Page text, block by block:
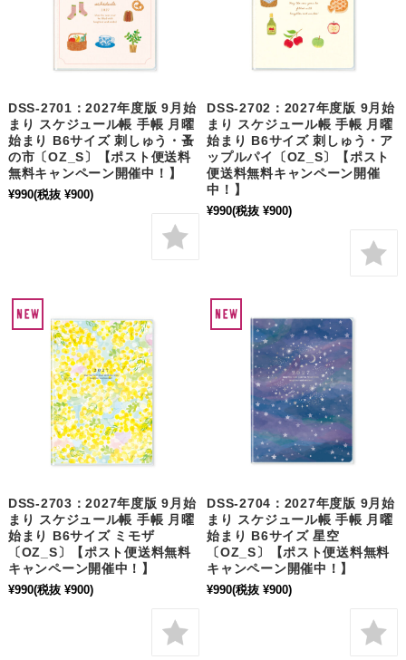
DSS-2701：2027年度版 9月始
まり スケジュール帳 手帳 月曜
始まり B6サイズ 刺しゅう・蚤
の市〔OZ_S〕【ポスト便送料
無料キャンペーン開催中！】
¥990(税抜 ¥900)
DSS-2702：2027年度版 9月始
まり スケジュール帳 手帳 月曜
始まり B6サイズ 刺しゅう・ア
ップルパイ〔OZ_S〕【ポスト
便送料無料キャンペーン開催
中！】
¥990(税抜 ¥900)
DSS-2703：2027年度版 9月始
まり スケジュール帳 手帳 月曜
始まり B6サイズ ミモザ
〔OZ_S〕【ポスト便送料無料
キャンペーン開催中！】
¥990(税抜 ¥900)
DSS-2704：2027年度版 9月始
まり スケジュール帳 手帳 月曜
始まり B6サイズ 星空
〔OZ_S〕【ポスト便送料無料
キャンペーン開催中！】
¥990(税抜 ¥900)